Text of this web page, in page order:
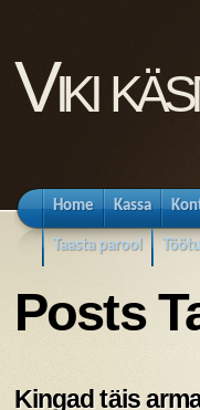
Viki
Home Kassa
Taasta parool
Posts
Kingad täis